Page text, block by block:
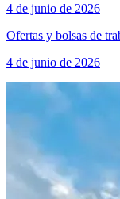
4 de junio de 2026
Ofertas y bolsas de
4 de junio de 2026